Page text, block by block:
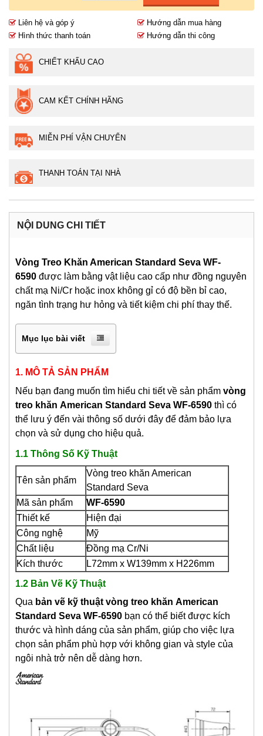
Liên hệ và góp ý
Hướng dẫn mua hàng
Hình thức thanh toán
Hướng dẫn thi công
CHIẾT KHẤU CAO
CAM KẾT CHÍNH HÃNG
MIỄN PHÍ VẬN CHUYỂN
THANH TOÁN TẠI NHÀ
NỘI DUNG CHI TIẾT
Vòng Treo Khăn American Standard Seva WF-
6590 được làm bằng vật liệu cao cấp như đồng nguyên
chất mạ Ni/Cr hoặc inox không gỉ có độ bền bỉ cao,
ngăn tình trạng hư hỏng và tiết kiệm chi phí thay thế.
Mục lục bài viết
1. MÔ TẢ SẢN PHẨM
Nếu bạn đang muốn tìm hiểu chi tiết về sản phẩm vòng
treo khăn American Standard Seva WF-6590 thì có
thể lưu ý đến vài thông số dưới đây để đảm bảo lựa
chọn và sử dụng cho hiệu quả.
1.1 Thông Số Kỹ Thuật
Tên sản phẩm
Vòng treo khăn American
Standard Seva
Mã sản phẩm
WF-6590
Thiết kế
Hiện đại
Công nghệ
Mỹ
Chất liệu
Đồng mạ Cr/Ni
Kích thước
L72mm x W139mm x H226mm
1.2 Bản Vẽ Kỹ Thuật
Qua bản vẽ kỹ thuật vòng treo khăn American
Standard Seva WF-6590 bạn có thể biết được kích
thước và hình dáng của sản phẩm, giúp cho việc lựa
chọn sản phẩm phù hợp với không gian và style của
ngôi nhà trở nên dễ dàng hơn.